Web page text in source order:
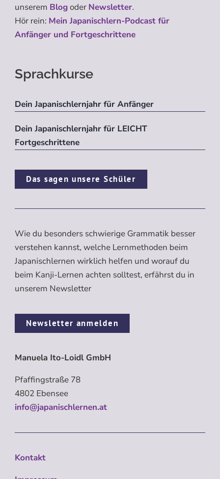
unserem Blogoder Newsletter.
Hör rein: Mein Japanischlern-Podcast für
Anfänger und Fortgeschrittene
Sprachkurse
Dein Japanischlernjahr für Anfänger
Dein Japanischlernjahr für LEICHT
Fortgeschrittene
Das sagen unsere Schüler
Wie du besonders schwierige Grammatik besser
verstehen kannst, welche Lernmethoden beim
Japanischlernen wirklich helfen und worauf du
beim Kanji-Lernen achten solltest, erfährst du in
unserem Newsletter
Newsletter anmelden
Manuela Ito-Loidl GmbH
Pfaffingstraße 78
4802 Ebensee
info@japanischlernen.at
Kontakt